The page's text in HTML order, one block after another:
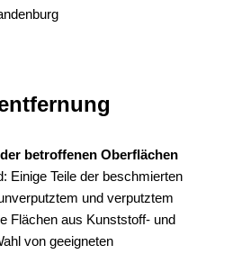
betroffenen Oberflächen
Einige Teile der beschmierten
und verputztem
Flächen aus Kunststoff- und
von geeigneten